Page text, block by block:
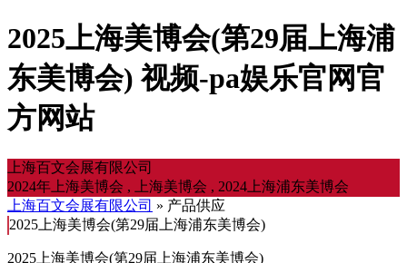
2025上海美博会(第29届上海浦
东美博会) 视频-pa娱乐官网官
方网站
上海百文会展有限公司
2024年上海美博会 , 上海美博会 , 2024上海浦东美博会
上海百文会展有限公司 » 产品供应
2025上海美博会(第29届上海浦东美博会)
2025上海美博会(第29届上海浦东美博会)